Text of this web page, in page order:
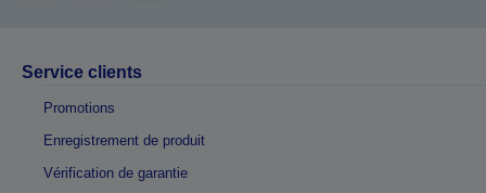
Service clients
Promotions
Enregistrement de produit
Vérification de garantie